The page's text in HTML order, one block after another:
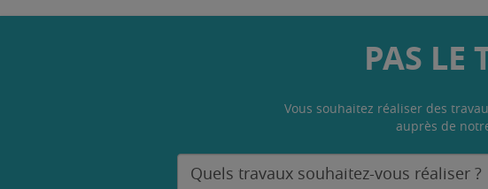
PAS LE
Vous souhaitez réaliser des
auprès de